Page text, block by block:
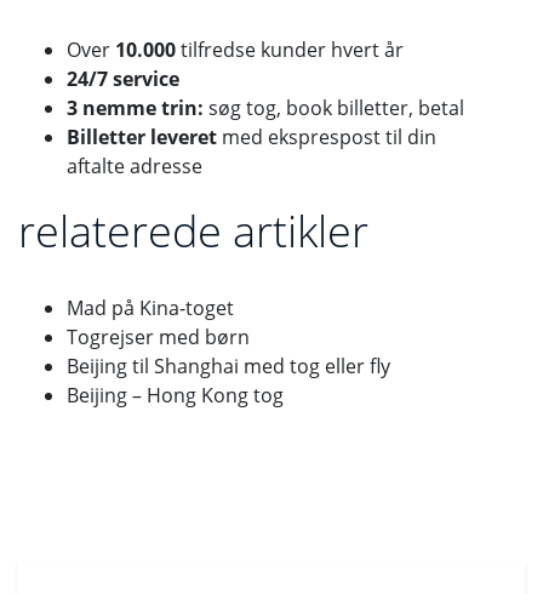
Over 10.000tilfredse kunder hvert år
24/7 service
3 nemme trin: søg tog, book billetter, betal
Billetter leveret med eksprespost til din
aftalte adresse
relaterede artikler
Mad på Kina-toget
Togrejser med børn
Beijing til Shanghai med tog eller fly
Beijing – Hong Kong tog